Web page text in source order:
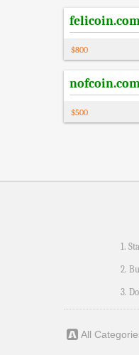
$800
$500
1.
2.
3.
All